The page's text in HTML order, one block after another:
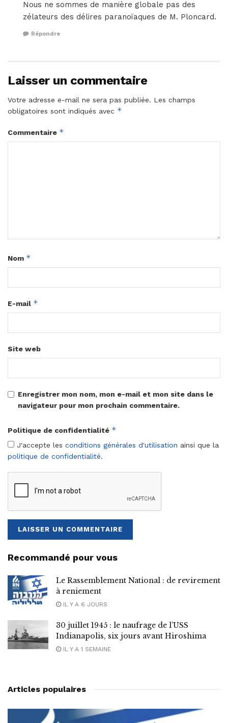
Nous ne sommes de manière globale pas des
zélateurs des délires paranoïaques de M. Ploncard.
Répondre
Laisser un commentaire
Votre adresse e-mail ne sera pas publiée. Les champs
obligatoires sont indiqués avec *
Commentaire *
Nom *
E-mail *
Site web
Enregistrer mon nom, mon e-mail et mon site dans le
navigateur pour mon prochain commentaire.
Politique de confidentialité *
J'accepte les conditions générales d'utilisation ainsi que la
politique de confidentialité.
Recommandé pour vous
Le Rassemblement National : de revirement
à reniement
IL Y A 6 JOURS
30 juillet 1945 : le naufrage de l’USS
Indianapolis, six jours avant Hiroshima
IL Y A 1 SEMAINE
Articles populaires